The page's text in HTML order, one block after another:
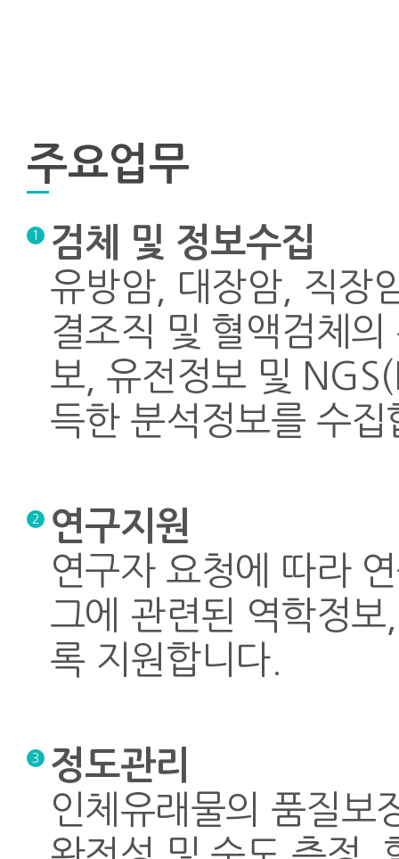
주요업무
1 검체 및 정보수집
유방암, 대장암, 직장
결조직 및 혈액검체
보, 유전정보 및
득한 분석정보를 수집
2 연구지원
연구자 요청에 따라
그에 관련된 역학정
록 지원합니다.
3 정도관리
인체유래물의 품질